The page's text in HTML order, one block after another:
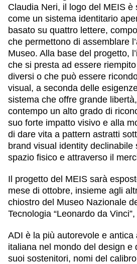
Claudia Neri, il logo del MEIS è
come un sistema identitario
basato su quattro lettere,
che permettono di assemblare
Museo. Alla base del progetto,
che si presta ad essere
diversi o che può essere
visual, a seconda delle
sistema che offre grande
contempo un alto grado di
suo forte impatto visivo e alla
di dare vita a pattern astratti
brand visual identity declinabile
spazio fisico e attraverso il
Il progetto del MEIS sarà
mese di ottobre, insieme agli
chiostro del Museo Nazionale
Tecnologia “Leonardo da
ADI è la più autorevole e antica
italiana nel mondo del design e
suoi sostenitori, nomi del